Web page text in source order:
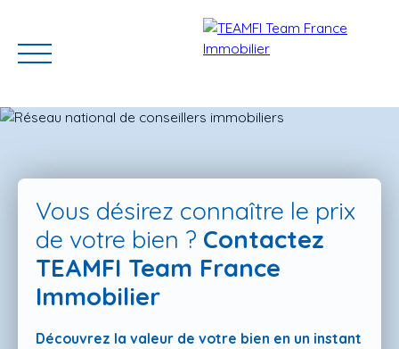
ACCUEIL ACHETER GERER VOTRE BIEN
Vous désirez connaître le prix
de votre bien ? Contactez
TEAMFI Team France
Immobilier
Découvrez la valeur de votre bien en un instant